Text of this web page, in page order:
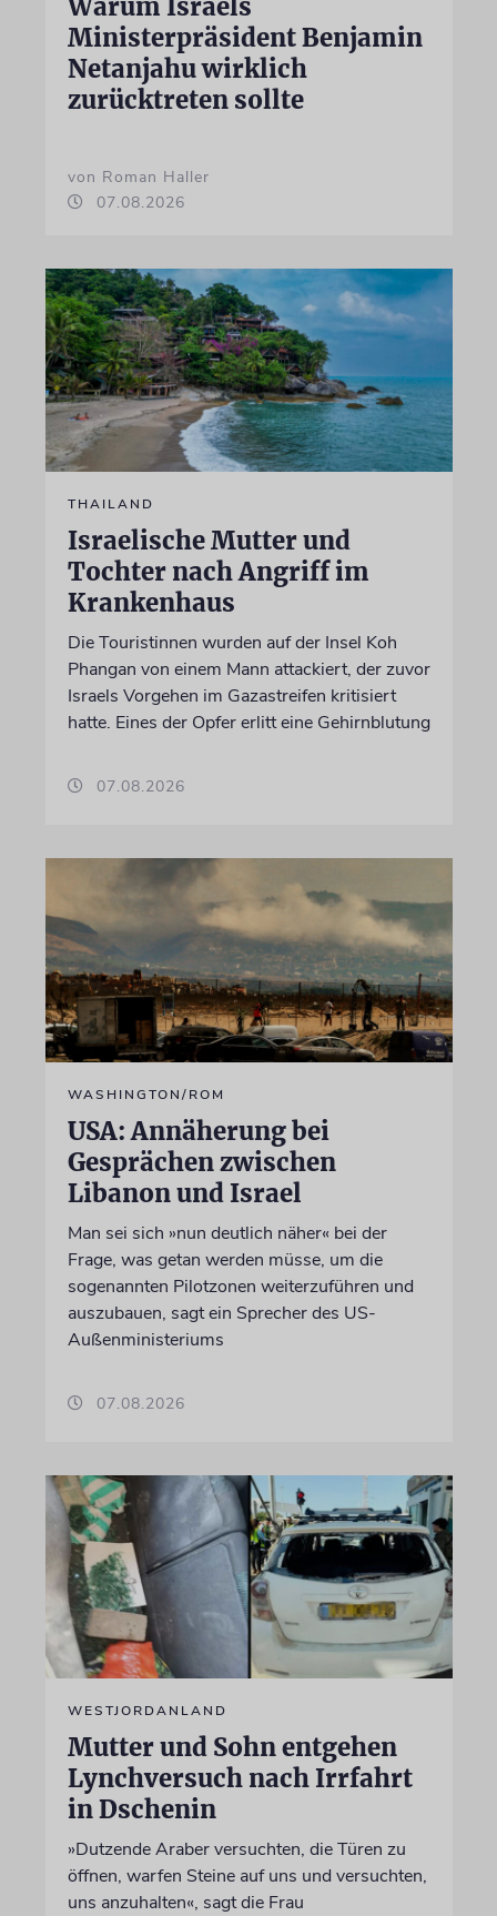
Ministerpräsident Benjamin
Netanjahu wirklich
zurücktreten sollte
von Roman Haller
07.08.2026
THAILAND
Israelische Mutter und
Tochter nach Angriff im
Krankenhaus
Die Touristinnen wurden auf der Insel Koh
Phangan von einem Mann attackiert, der zuvor
Israels Vorgehen im Gazastreifen kritisiert
hatte. Eines der Opfer erlitt eine Gehirnblutung
07.08.2026
WASHINGTON/ROM
USA: Annäherung bei
Gesprächen zwischen
Libanon und Israel
Man sei sich »nun deutlich näher« bei der
Frage, was getan werden müsse, um die
sogenannten Pilotzonen weiterzuführen und
auszubauen, sagt ein Sprecher des US-
Außenministeriums
07.08.2026
WESTJORDANLAND
Mutter und Sohn entgehen
Lynchversuch nach Irrfahrt
in Dschenin
»Dutzende Araber versuchten, die Türen zu
öffnen, warfen Steine auf uns und versuchten,
uns anzuhalten«, sagt die Frau